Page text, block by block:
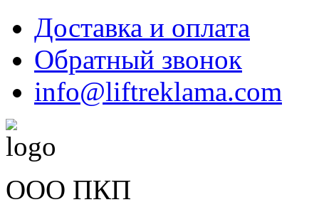
Доставка и оплата
Обратный звонок
info@liftreklama.com
ООО ПКП